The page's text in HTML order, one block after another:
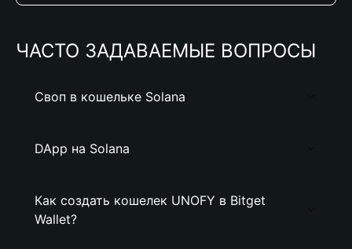
ЧАСТО ЗАДАВАЕМЫЕ ВОПРОСЫ
Своп в кошельке Solana
DApp на Solana
Как создать кошелек UNOFY в Bitget
Wallet?